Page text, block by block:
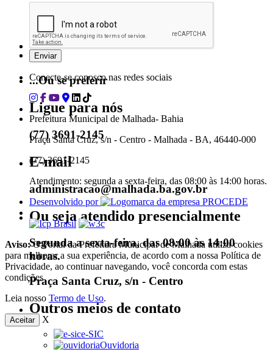
...Ou se preferir
Ligue para nós
(77) 3691-2145
E-mail
administracao@malhada.ba.gov.br
Ou seja atendido presencialmente
Segunda a sexta-feira, das 08:00 às 14:00
horas.
Praça Santa Cruz, s/n - Centro
Outros meios de contato
e-SIC
Ouvidoria
Conecte-se conosco nas redes sociais
Prefeitura Municipal de Malhada- Bahia
Praça Santa Cruz, s/n - Centro - Malhada - BA, 46440-000
(77) 3691-2145
Atendimento: segunda a sexta-feira, das 08:00 às 14:00 horas.
Desenvolvido por
Aviso:O Portal da Prefeitura Municipal de Malhada utiliza cookies
para melhorar a sua experiência, de acordo com a nossa Política de
Privacidade, ao continuar navegando, você concorda com estas
condições
Leia nosso Termo de Uso.
Aceitar X